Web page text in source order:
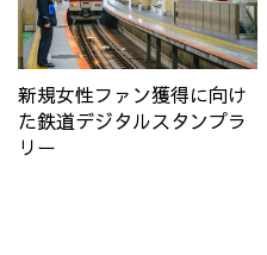
新規女性ファン獲得に向け
た鉄道デジタルスタンプラ
リー